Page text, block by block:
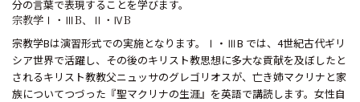
分の言葉で表現することを学びます。
宗教学Ⅰ・ⅢB、Ⅱ・ⅣB
宗教学Bは演習形式での実施となります。Ⅰ・ⅢB では、4世紀古代ギリ
シア世界で活躍し、その後のキリスト教思想に多大な貢献を及ぼしたと
されるキリスト教教父ニュッサのグレゴリオスが、亡き姉マクリナと家
族についてつづった『聖マクリナの生涯』を英語で講読します。女性自